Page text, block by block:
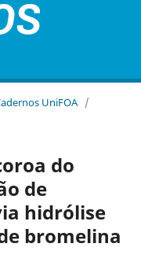
UniFOA /
do
de
hidrólise
bromelina